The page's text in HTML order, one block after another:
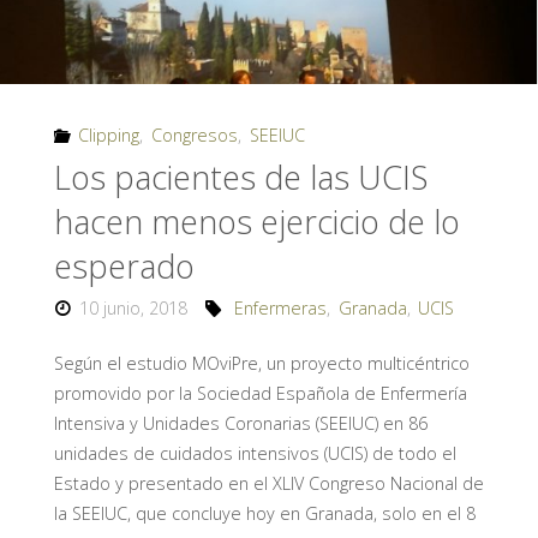
Clipping, Congresos, SEEIUC
Los pacientes de las UCIS
hacen menos ejercicio de lo
esperado
10 junio, 2018 Enfermeras, Granada, UCIS
Según el estudio MOviPre, un proyecto multicéntrico
promovido por la Sociedad Española de Enfermería
Intensiva y Unidades Coronarias (SEEIUC) en 86
unidades de cuidados intensivos (UCIS) de todo el
Estado y presentado en el XLIV Congreso Nacional de
la SEEIUC, que concluye hoy en Granada, solo en el 8